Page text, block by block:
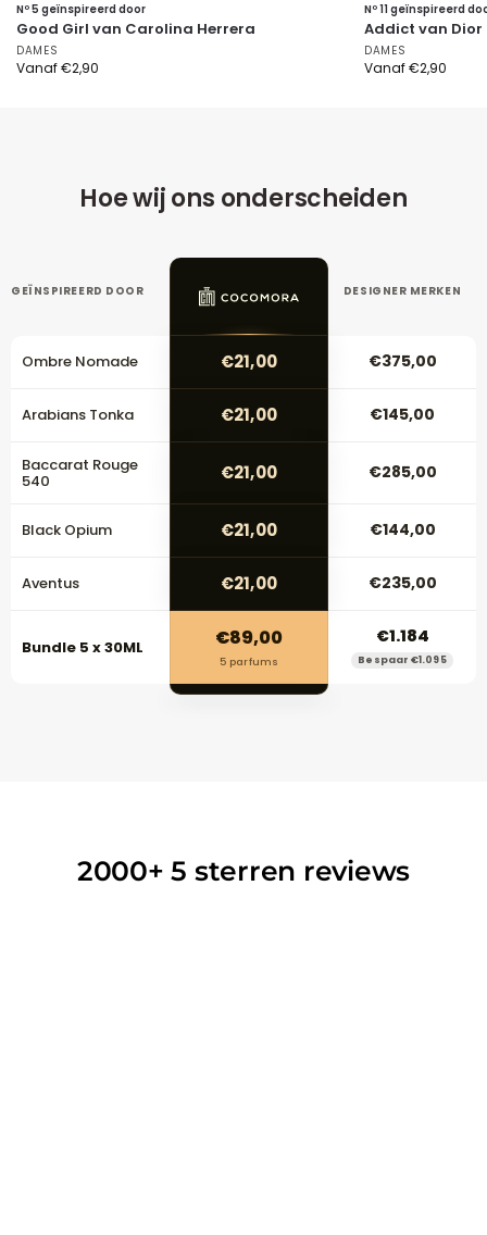
Nº 5 geïnspireerd door
Good Girl van Carolina Herrera
DAMES
Vanaf€2,90
Nº 11 geïnspireerd
Addict van Dior
DAMES
Vanaf€2,90
Hoe wij ons onderscheiden
GEÏNSPIREERD DOOR DESIGNER MERKEN
Ombre Nomade €21,00 €375,00
Arabians Tonka €21,00 €145,00
Baccarat Rouge
540 €21,00 €285,00
Black Opium €21,00 €144,00
Aventus €21,00 €235,00
Bundle 5 x 30ML €89,00
5 parfums
€1.184
Bespaar €1.095
2000+ 5 sterren reviews